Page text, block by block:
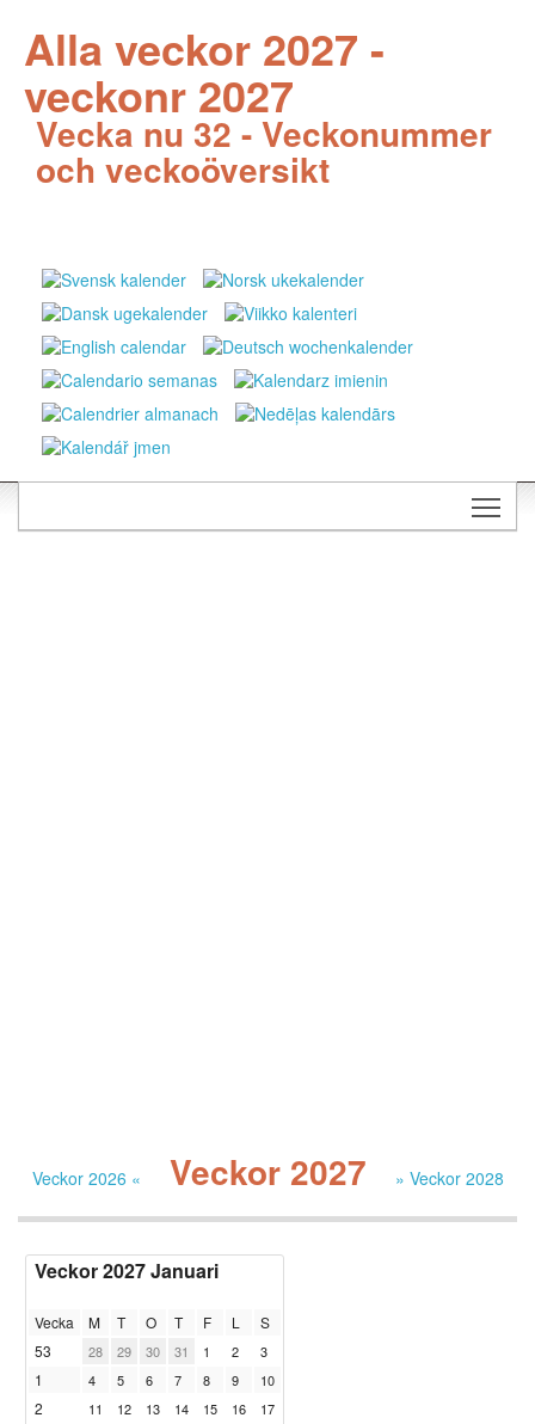
Alla veckor 2027 -
veckonr 2027
Vecka nu 32 - Veckonummer
och veckoöversikt
Veckor 2026 « Veckor 2027 » Veckor 2028
Veckor 2027 Januari
Vecka M T O T F L
S
53
28 29 30 31 1 2 3
1 4 5 6 7 8 9 10
2 11 12 13 14 15 16 17